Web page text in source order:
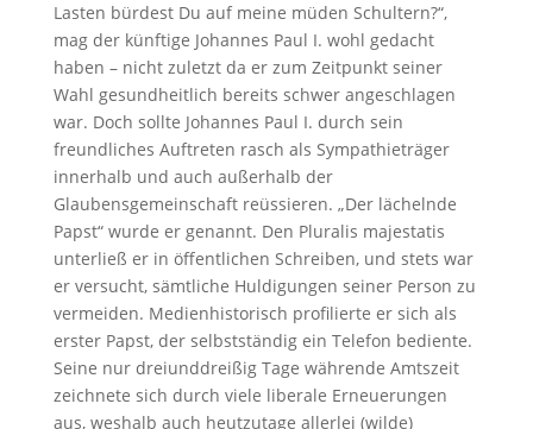
Lasten bürdest Du auf meine müden Schultern?“,
mag der künftige Johannes Paul I. wohl gedacht
haben – nicht zuletzt da er zum Zeitpunkt seiner
Wahl gesundheitlich bereits schwer angeschlagen
war. Doch sollte Johannes Paul I. durch sein
freundliches Auftreten rasch als Sympathieträger
innerhalb und auch außerhalb der
Glaubensgemeinschaft reüssieren. „Der lächelnde
Papst“ wurde er genannt. Den Pluralis majestatis
unterließ er in öffentlichen Schreiben, und stets war
er versucht, sämtliche Huldigungen seiner Person zu
vermeiden. Medienhistorisch profilierte er sich als
erster Papst, der selbstständig ein Telefon bediente.
Seine nur dreiunddreißig Tage währende Amtszeit
zeichnete sich durch viele liberale Erneuerungen
aus, weshalb auch heutzutage allerlei (wilde)